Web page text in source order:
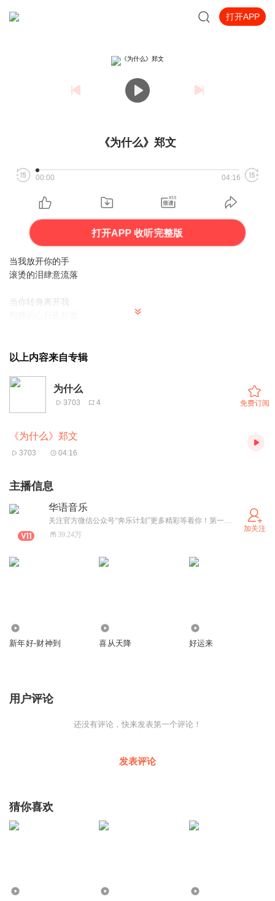
打开APP
《为什么》郑文
00:00 04:16
打开APP 收听完整版
当我放开你的手
滚烫的泪肆意流落
当你转身离开我
我用沉默
以上内容来自专辑
为什么
3703 4 免费订阅
《为什么》郑文
3703 04:16
主播信息
华语音乐
关注官方微信公众号“奔乐计划”更多精彩等着你！第一时间发布最新最潮的华语流行音乐，不容错过！
39.24万
加关注
新年好-财神到 喜从天降 好运来
用户评论
还没有评论，快来发表第一个评论！
发表评论
猜你喜欢